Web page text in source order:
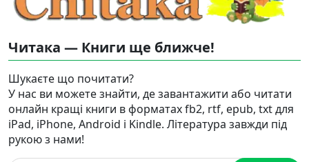
Читака — Книги ще ближче!
Шукаєте що почитати?
У нас ви можете знайти, де завантажити або читати
онлайн кращі книги в форматах fb2, rtf, epub, txt для
iPad, iPhone, Android і Kindle. Література завжди під
рукою з нами!